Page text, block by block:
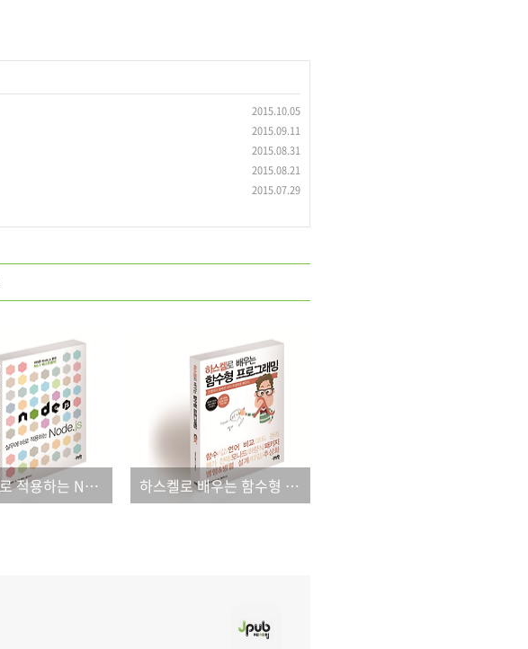
2015.10.05
2015.09.11
2015.08.31
2015.08.21
2015.07.29
실무에 바로 적용하는 Node.js 하스켈로 배우는 함수형 프로그래밍